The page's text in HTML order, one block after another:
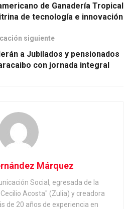
de Ganadería Tropical
de tecnología e innovación
siguiente
a Jubilados y pensionados
con jornada integral
Márquez
Social, egresada de la
Acosta" (Zulia) y creadora
de 20 años de experiencia en